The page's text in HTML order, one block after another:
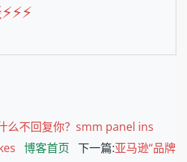
么不回复你？smm panel ins
博客首页 下一篇:亚马逊“品牌